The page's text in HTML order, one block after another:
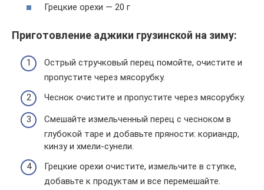
Грецкие орехи — 20 г
Приготовление аджики грузинской на зиму:
Острый стручковый перец помойте, очистите и
пропустите через мясорубку.
Чеснок очистите и пропустите через мясорубку.
Смешайте измельченный перец с чесноком в
глубокой таре и добавьте пряности: кориандр,
кинзу и хмели-сунели.
Грецкие орехи очистите, измельчите в ступке,
добавьте к продуктам и все перемешайте.